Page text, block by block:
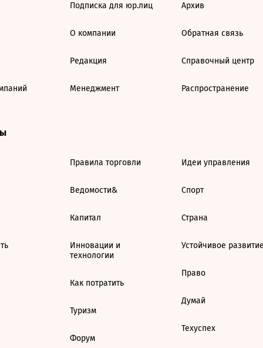
Подписка для юр.лиц
О компании
Редакция
Менеджмент
Архив
Обратная связь
Справочный центр
Распространение
Правила торговли
Ведомости&
Капитал
Инновации и
технологии
Как потратить
Туризм
Форум
Идеи управления
Спорт
Страна
Устойчивое
Право
Думай
Техуспех